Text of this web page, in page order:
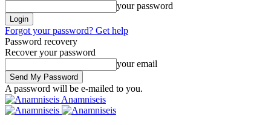
your password
Forgot your password? Get help
Password recovery
Recover your password
your email
A password will be e-mailed to you.
Anamniseis